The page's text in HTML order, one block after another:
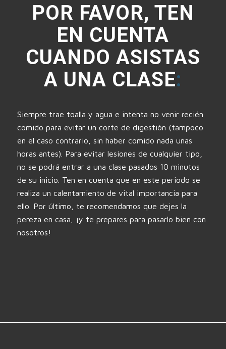
POR FAVOR, TEN
EN CUENTA
CUANDO ASISTAS
A UNA CLASE:
Siempre trae toalla y agua e intenta no venir recién
comido para evitar un corte de digestión (tampoco
en el caso contrario, sin haber comido nada unas
horas antes). Para evitar lesiones de cualquier tipo,
no se podrá entrar a una clase pasados 10 minutos
de su inicio. Ten en cuenta que en este periodo se
realiza un calentamiento de vital importancia para
ello. Por último, te recomendamos que dejes la
pereza en casa, ¡y te prepares para pasarlo bien con
nosotros!